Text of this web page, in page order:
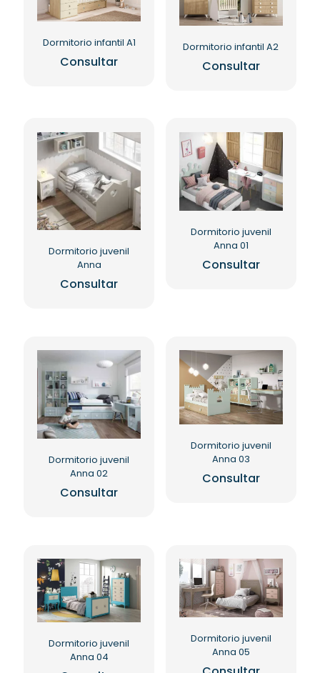
Dormitorio infantil A1
Consultar
Dormitorio infantil A2
Consultar
Dormitorio juvenil
Anna
Consultar
Dormitorio juvenil
Anna 01
Consultar
Dormitorio juvenil
Anna 02
Consultar
Dormitorio juvenil
Anna 03
Consultar
Dormitorio juvenil
Anna 04
Dormitorio juvenil
Anna 05